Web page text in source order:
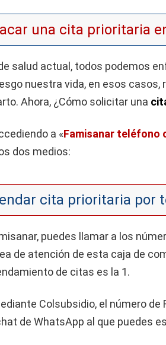
una cita prioritaria
salud actual, todos podemos
nuestra vida, en esos
Ahora, ¿Cómo solicitar una
a «Famisanar teléfono
dos medios:
cita prioritaria por
puedes llamar a los
de atención de esta caja de
de citas es la 1.
Colsubsidio, el número
de WhatsApp al que puedes